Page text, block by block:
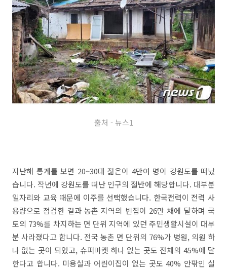
출처 - 뉴스1
지난해 통계를 보면 20~30대 젊은이 4만여 명이 강원도를 떠났
습니다. 작년에 강원도를 떠난 인구의 절반에 해당합니다. 대부분
일자리와 교육 때문에 이주를 선택했습니다. 한국전력이 전력 사
용량으로 점검한 결과 농촌 지역의 빈집이 26만 채에 달하며 국
토의 73%를 차지하는 면 단위 지역에 있던 주민생활시설이 대부
분 사라졌다고 합니다. 전국 농촌 면 단위의 76%가 병원, 의원 하
나 없는 곳이 되었고, 슈퍼마켓 하나 없는 곳도 전체의 45%에 달
한다고 합니다. 미용실과 어린이집이 없는 곳도 40% 안팎인 실